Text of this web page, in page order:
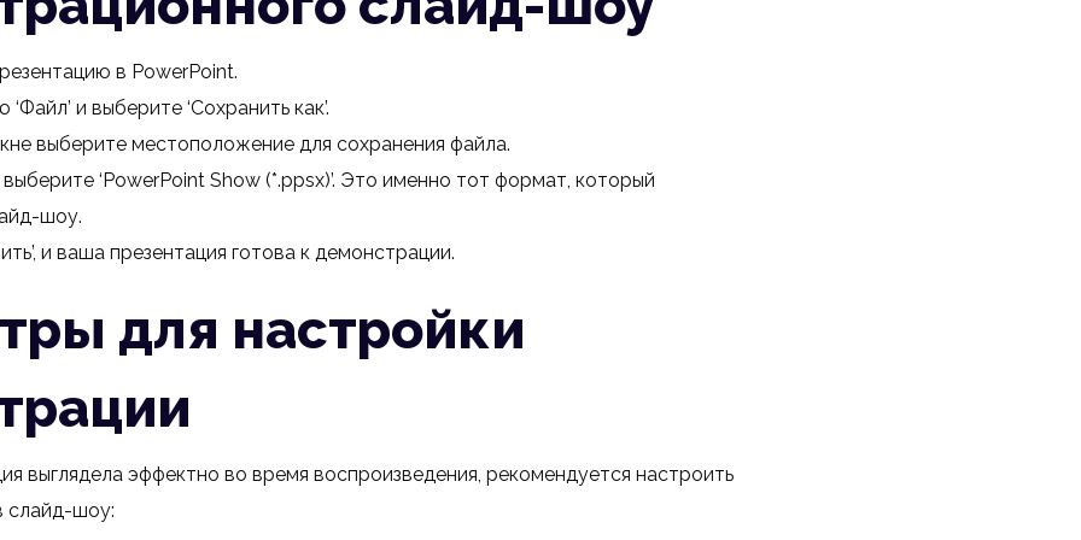
в PowerPoint.
и выберите ‘Сохранить как’.
выберите местоположение для сохранения файла.
‘PowerPoint Show (*.ppsx)’. Это именно тот формат, который
шоу.
и ваша презентация готова к демонстрации.
для настройки
выглядела эффектно во время воспроизведения, рекомендуется настроить
слайд-шоу: